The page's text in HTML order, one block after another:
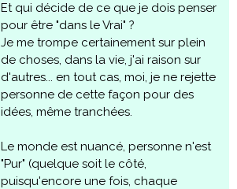
Et qui décide de ce que je dois penser
pour être "dans le Vrai" ?
Je me trompe certainement sur plein
de choses, dans la vie, j'ai raison sur
d'autres... en tout cas, moi, je ne rejette
personne de cette façon pour des
idées, même tranchées.
Le monde est nuancé, personne n'est
"Pur" (quelque soit le côté,
puisqu'encore une fois, chaque